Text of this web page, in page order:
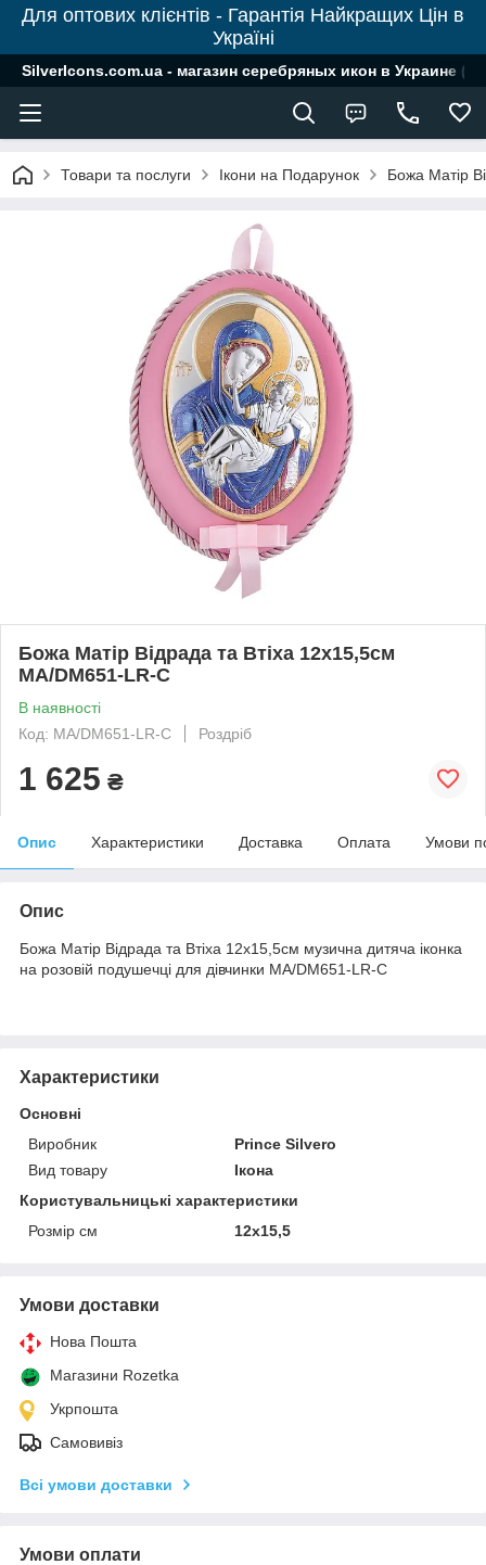
Для оптових клієнтів - Гарантія Найкращих Цін в
Україні
SilverIcons.com.ua - магазин серебряных икон в Украине (
Товари та послуги Ікони на Подарунок Божа Матір
Божа Матір Відрада та Втіха 12x15,5см
MA/DM651-LR-C
В наявності
Код: MA/DM651-LR-C
Роздріб
1 625 ₴
Опис Характеристики Доставка Оплата Умови
Опис
Божа Матір Відрада та Втіха 12x15,5см музична дитяча іконка
на розовій подушечці для дівчинки MA/DM651-LR-C
Характеристики
Основні
Виробник
Prince Silvero
Вид товару
Ікона
Користувальницькі характеристики
Розмір см
12x15,5
Умови доставки
Нова Пошта
Магазини Rozetka
Укрпошта
Самовивіз
Всі умови доставки
Умови оплати